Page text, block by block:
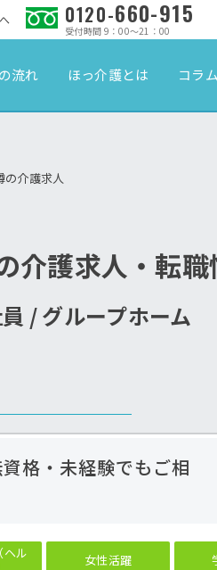
0120-660-915
受付時間 9：00～21：00
流れ ほっ介護とは コラム
の介護求人
介護求人・転職
/ グループホーム
格・未経験でもご相
ヘル 女性活躍